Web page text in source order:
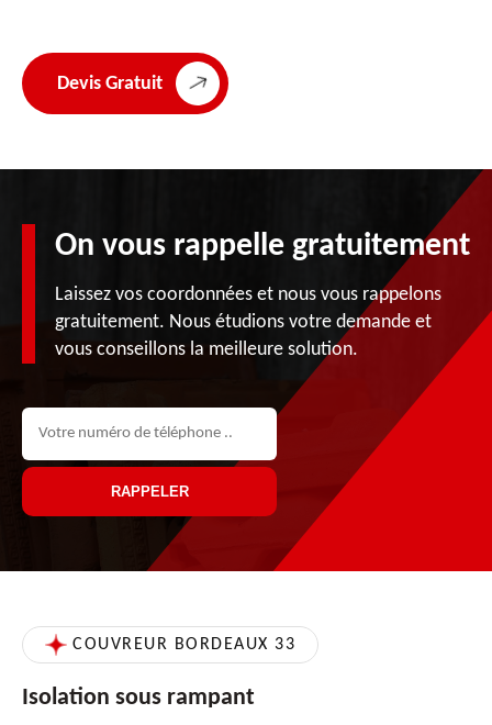
Devis Gratuit
On vous rappelle gratuitement
Laissez vos coordonnées et nous vous rappelons
gratuitement. Nous étudions votre demande et
vous conseillons la meilleure solution.
COUVREUR BORDEAUX 33
Isolation sous rampant